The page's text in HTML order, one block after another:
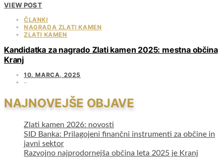
VIEW POST
ČLANKI
NAGRADA ZLATI KAMEN
ZLATI KAMEN
Kandidatka za nagrado Zlati kamen 2025: mestna občina
Kranj
10. MARCA, 2025
NAJNOVEJŠE OBJAVE
Zlati kamen 2026: novosti
SID Banka: Prilagojeni finančni instrumenti za občine in
javni sektor
Razvojno najprodornejša občina leta 2025 je Kranj